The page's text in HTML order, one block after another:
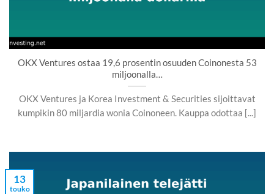
OKX Ventures ostaa 19,6 prosentin osuuden Coinonesta 53
miljoonalla…
OKX Ventures ja Korea Investment & Securities sijoittavat
kumpikin 80 miljardia wonia Coinoneen. Kauppa odottaa [...]
13
touko